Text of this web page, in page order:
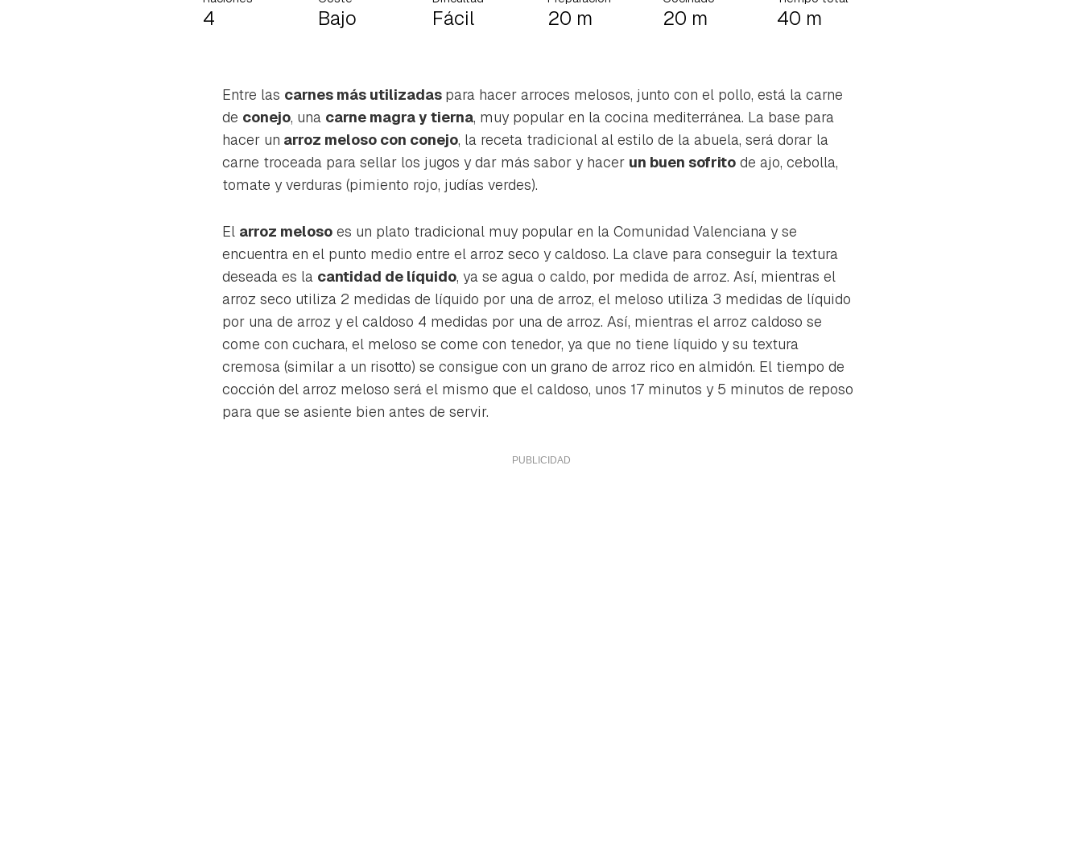
Guardar como favorito
Para poder guardar como favorito, primero has de iniciar sesión con tu
cuenta de Hogarmanía.
INICIAR SESIÓN
4 Bajo Fácil 20 m 20 m 40 m
Entre las carnes más utilizadas para hacer arroces melosos, junto con el pollo, está la carne
de conejo, una carne magra y tierna, muy popular en la cocina mediterránea. La base para
hacer un arroz meloso con conejo, la receta tradicional al estilo de la abuela, será dorar la
carne troceada para sellar los jugos y dar más sabor y hacer un buen sofrito de ajo, cebolla,
tomate y verduras (pimiento rojo, judías verdes).
El arroz meloso es un plato tradicional muy popular en la Comunidad Valenciana y se
encuentra en el punto medio entre el arroz seco y caldoso. La clave para conseguir la textura
deseada es la cantidad de líquido, ya se agua o caldo, por medida de arroz. Así, mientras el
arroz seco utiliza 2 medidas de líquido por una de arroz, el meloso utiliza 3 medidas de líquido
por una de arroz y el caldoso 4 medidas por una de arroz. Así, mientras el arroz caldoso se
come con cuchara, el meloso se come con tenedor, ya que no tiene líquido y su textura
cremosa (similar a un risotto) se consigue con un grano de arroz rico en almidón. El tiempo de
cocción del arroz meloso será el mismo que el caldoso, unos 17 minutos y 5 minutos de reposo
para que se asiente bien antes de servir.
Contenido enviado
Gracias por suscribirte a nuestro boletín.
ACEPTAR